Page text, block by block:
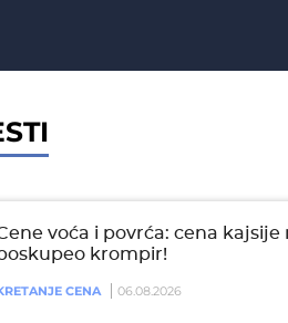
voća i povrća: cena kajsije
krompir!
CENA 06.08.2026